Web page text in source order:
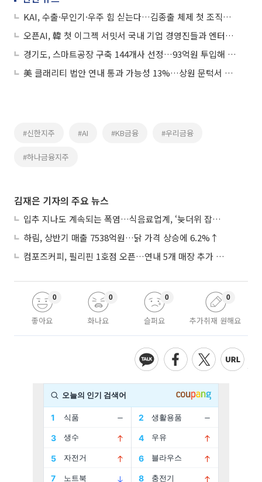
KAI, 수출·무인기·우주 힘 싣는다…김종출 체제 첫 조직개편
오픈AI, 韓 첫 이그젝 서밋서 국내 기업 경영진들과 엔터프라이즈 AI 확대 논의
경기도, 스마트공장 구축 144개사 선정…93억원 투입해 제조 DX 본격화
美 클래리티 법안 연내 통과 가능성 13%…상원 문턱서 제동
#신한지주 #AI #KB금융 #우리금융
#하나금융지주
김재은 기자의 주요 뉴스
입추 지나도 계속되는 폭염…식음료업계, ‘늦더위 잡기’ 전력 투구
하림, 상반기 매출 7538억원…닭 가격 상승에 6.2%↑
컴포즈커피, 필리핀 1호점 오픈…연내 5개 매장 추가 출점
좋아요
0
화나요
0
슬퍼요
0
추가취재 원해요
0